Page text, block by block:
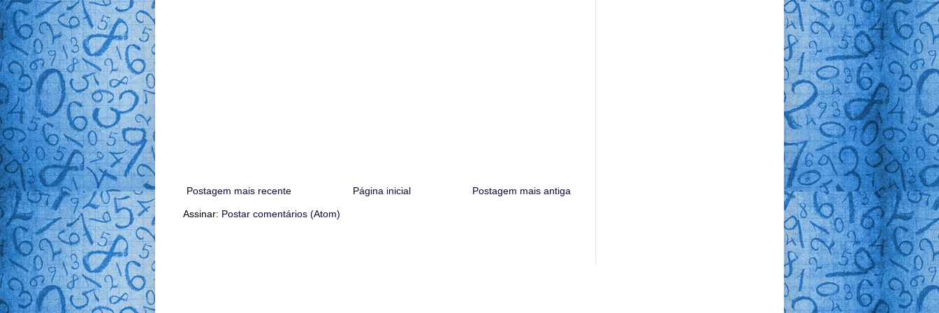
Postagem mais recente Postagem mais antiga
Página inicial
Assinar: Postar comentários (Atom)